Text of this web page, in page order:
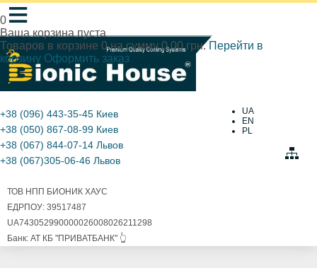
0
Ваша корзина пуста
Товаров в корзине 0на сумму0.00 грн. Перейти в
корзину Оформить заказ
≡
UA
EN
PL
+38 (096) 443-35-45 Киев
+38 (050) 867-08-99 Киев
+38 (067) 844-07-14 Львов
+38 (067)305-06-46 Львов
ТОВ НПП БИОНИК ХАУС
ЕДРПОУ: 39517487
UA743052990000026008026211298
Банк: АТ КБ "ПРИВАТБАНК" 👆